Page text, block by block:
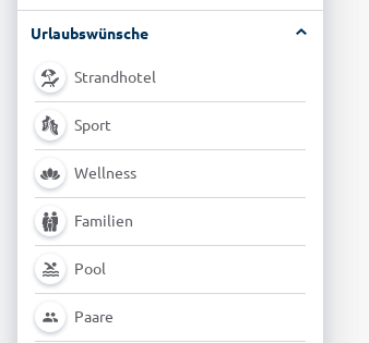
Urlaubswünsche
Strandhotel
Sport
Wellness
Familien
Pool
Paare